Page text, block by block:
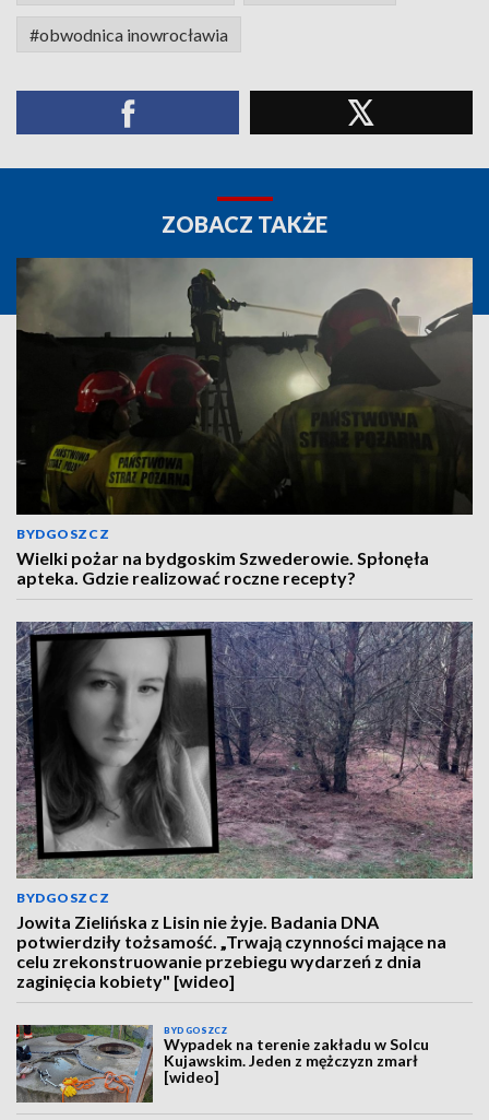
#obwodnica inowrocławia
ZOBACZ TAKŻE
BYDGOSZCZ
Wielki pożar na bydgoskim Szwederowie. Spłonęła
apteka. Gdzie realizować roczne recepty?
BYDGOSZCZ
Jowita Zielińska z Lisin nie żyje. Badania DNA
potwierdziły tożsamość. „Trwają czynności mające na
celu zrekonstruowanie przebiegu wydarzeń z dnia
zaginięcia kobiety" [wideo]
BYDGOSZCZ
Wypadek na terenie zakładu w Solcu
Kujawskim. Jeden z mężczyzn zmarł
[wideo]